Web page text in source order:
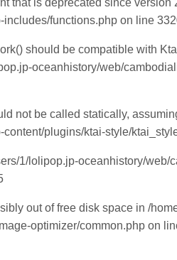
that is deprecated since
functions.php on line
should be compatible with
oceanhistory/web/
not be called statically,
plugins/ktai-style/
1/lolipop.jp-oceanhistory/web/
out of free disk space in /
optimizer/common.php on